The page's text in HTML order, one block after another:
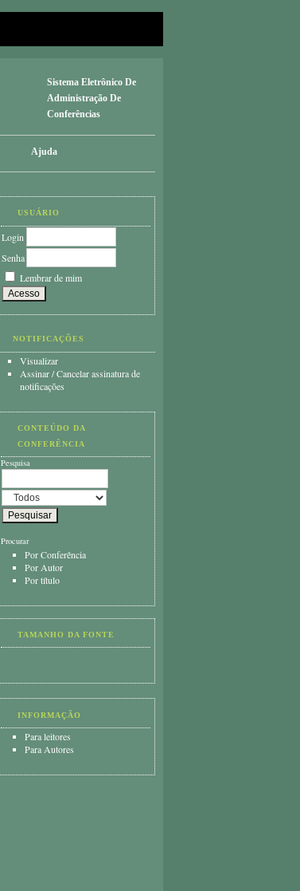
Sistema Eletrônico De
Administração De
Conferências
Ajuda
USUÁRIO
Login
Senha
Lembrar de mim
NOTIFICAÇÕES
Visualizar
Assinar/Cancelar assinatura de
notificações
CONTEÚDO DA
CONFERÊNCIA
Pesquisa
Procurar
Por Conferência
Por Autor
Por título
TAMANHO DA FONTE
INFORMAÇÃO
Para leitores
Para Autores